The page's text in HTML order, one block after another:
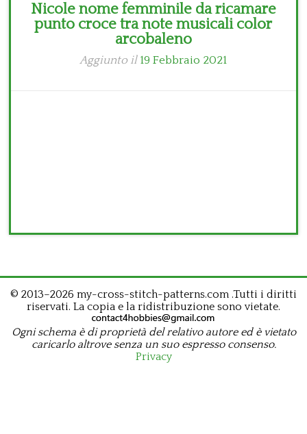
Nicole nome femminile da ricamare
punto croce tra note musicali color
arcobaleno
Aggiunto il 19 Febbraio 2021
© 2013–2026 my-cross-stitch-patterns.com .Tutti i diritti
riservati. La copia e la ridistribuzione sono vietate.
Ogni schema è di proprietà del relativo autore ed è vietato
caricarlo altrove senza un suo espresso consenso.
Privacy